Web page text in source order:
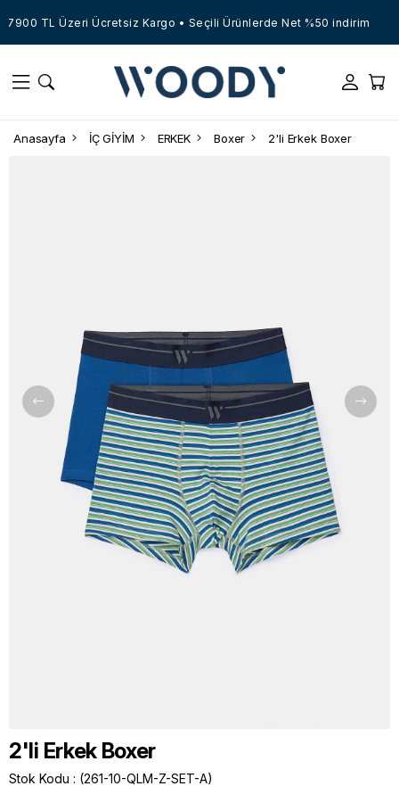
7900 TL Üzeri Ücretsiz Kargo • Seçili Ürünlerde Net %50 indirim
Anasayfa İÇ GİYİM ERKEK Boxer 2'li Erkek Boxer
2'li Erkek Boxer
Stok Kodu (261-10-QLM-Z-SET-A)